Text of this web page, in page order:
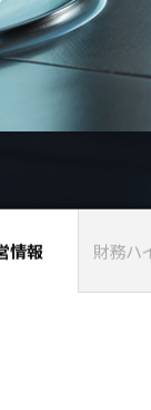
情報 財務ハ